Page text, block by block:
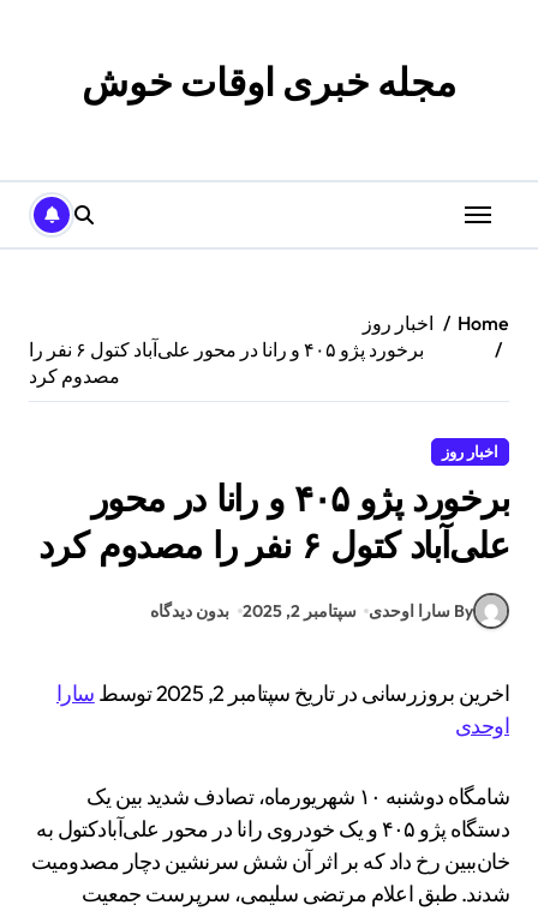
مجله خبری اوقات خوش
Home
اخبار روز
برخورد پژو ۴۰۵ و رانا در محور علی‌آباد کتول ۶ نفر را
مصدوم کرد
اخبار روز
برخورد پژو ۴۰۵ و رانا در محور
علی‌آباد کتول ۶ نفر را مصدوم کرد
By سارا اوحدی سپتامبر 2, 2025 بدون دیدگاه
اخرین بروزرسانی در تاریخ سپتامبر 2, 2025 توسط
سارا
اوحدی
شامگاه دوشنبه ۱۰ شهریورماه، تصادف شدید بین یک
دستگاه پژو ۴۰۵ و یک خودروی رانا در محور علی‌آبادکتول به
خان‌ببین رخ داد که بر اثر آن شش سرنشین دچار مصدومیت
شدند. طبق اعلام مرتضی سلیمی، سرپرست جمعیت